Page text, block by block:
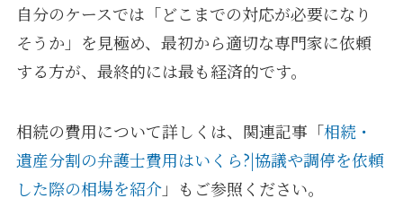
自分のケースでは「どこまでの対応が必要になり
そうか」を見極め、最初から適切な専門家に依頼
する方が、最終的には最も経済的です。
相続の費用について詳しくは、関連記事「相続・
遺産分割の弁護士費用はいくら?|協議や調停を依頼
した際の相場を紹介」もご参照ください。